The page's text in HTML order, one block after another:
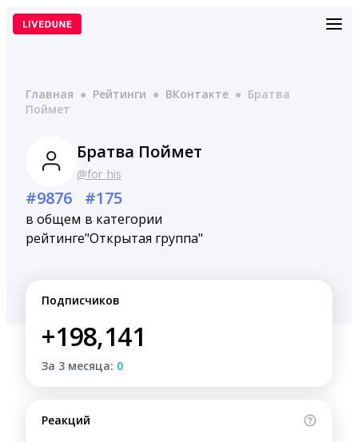
Перейти
Главная ● Рейтинги ● ВКонтакте ● Братва
Поймет
Братва Поймет
@for_his
#9876
в общем
рейтинге
#175
в категории
"Открытая группа"
Подписчиков
+198,141
За 3 месяца: 0
Реакций